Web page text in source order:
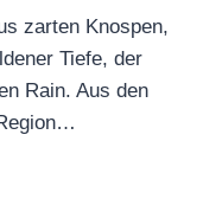
zarten Knospen,
Tiefe, der
Rain. Aus den